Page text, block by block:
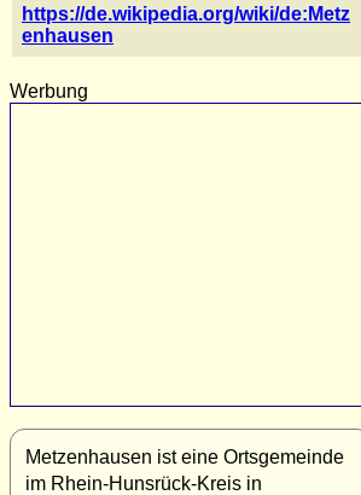
https://de.wikipedia.org/wiki/de:Metz
enhausen
Werbung
Metzenhausen ist eine Ortsgemeinde
im Rhein-Hunsrück-Kreis in